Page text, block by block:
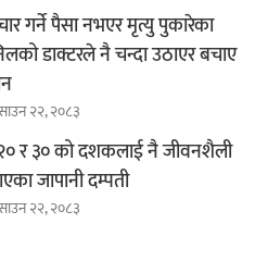
गर्ने पैसा नभएर मृत्यु पुकारेका
डाक्टरले नै चन्दा उठाएर बचाए
२२, २०८३
र ३० को दशकलाई नै जीवनशैली
जापानी दम्पती
२२, २०८३